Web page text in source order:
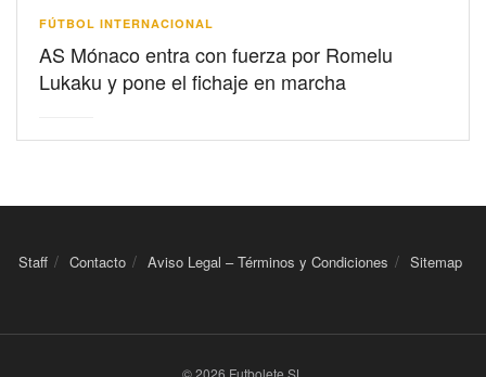
FÚTBOL INTERNACIONAL
AS Mónaco entra con fuerza por Romelu
Lukaku y pone el fichaje en marcha
Staff Contacto Aviso Legal – Términos y Condiciones Sitemap
© 2026 Futbolete SL